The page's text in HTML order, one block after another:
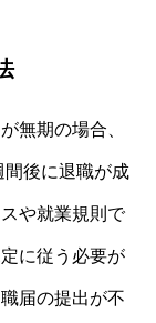
無期の場合、
間後に退職が成
や就業規則で
に従う必要が
届の提出が不